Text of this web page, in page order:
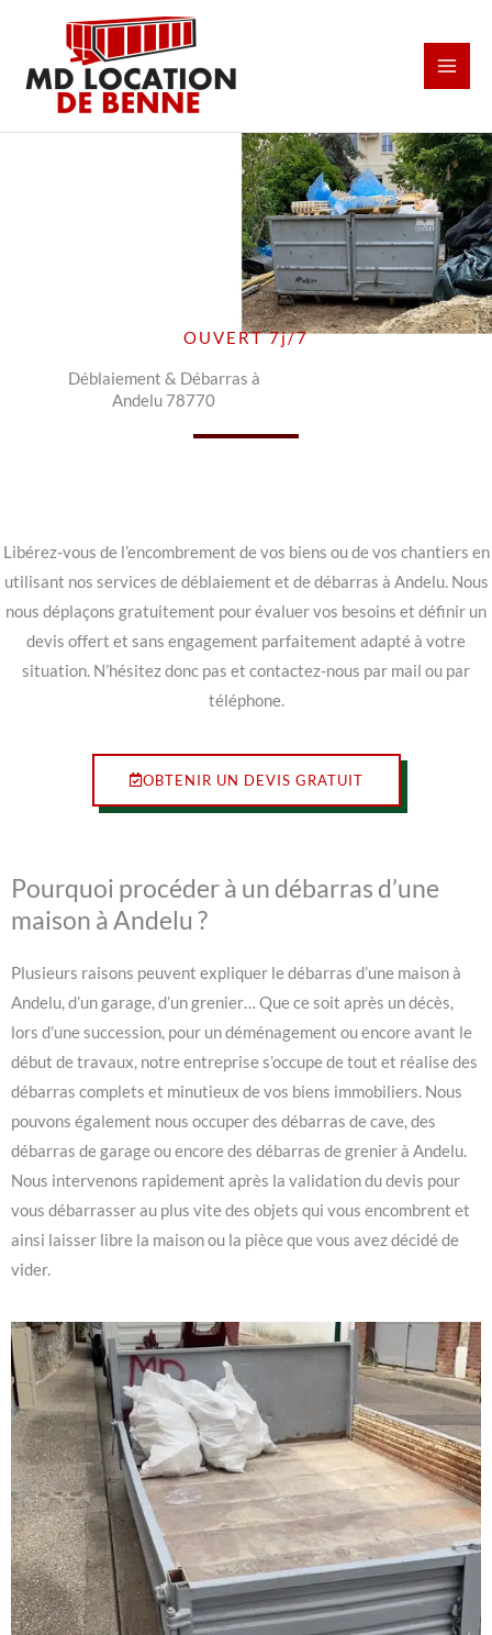
contenu
OUVERT 7j/7
Déblaiement & Débarras à
Andelu 78770
Libérez-vous de l’encombrement de vos biens ou de vos chantiers en
utilisant nos services de déblaiement et de débarras à Andelu. Nous
nous déplaçons gratuitement pour évaluer vos besoins et définir un
devis offert et sans engagement parfaitement adapté à votre
situation. N’hésitez donc pas et contactez-nous par mail ou par
téléphone.
OBTENIR UN DEVIS GRATUIT
Pourquoi procéder à un débarras d’une
maison à Andelu ?
Plusieurs raisons peuvent expliquer le débarras d’une maison à
Andelu, d’un garage, d’un grenier… Que ce soit après un décès,
lors d’une succession, pour un déménagement ou encore avant le
début de travaux, notre entreprise s’occupe de tout et réalise des
débarras complets et minutieux de vos biens immobiliers. Nous
pouvons également nous occuper des débarras de cave, des
débarras de garage ou encore des débarras de grenier à Andelu.
Nous intervenons rapidement après la validation du devis pour
vous débarrasser au plus vite des objets qui vous encombrent et
ainsi laisser libre la maison ou la pièce que vous avez décidé de
vider.